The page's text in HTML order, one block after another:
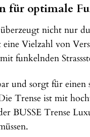
für optimale
nicht nur
eine Vielzahl von
funkelnden
und sorgt für einen
Trense ist mit
BUSSE Trense